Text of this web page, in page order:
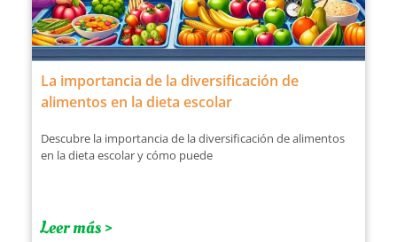
La importancia de la diversificación de
alimentos en la dieta escolar
Descubre la importancia de la diversificación de alimentos
en la dieta escolar y cómo puede
Leer más >